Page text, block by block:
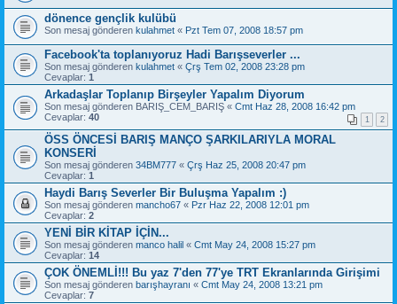
dönence gençlik kulübü
Son mesaj gönderen kulahmet « Pzt Tem 07, 2008 18:57 pm
Facebook'ta toplanıyoruz Hadi Barışseverler ...
Son mesaj gönderen kulahmet « Çrş Tem 02, 2008 23:28 pm
Cevaplar: 1
Arkadaşlar Toplanıp Birşeyler Yapalım Diyorum
Son mesaj gönderen BARIŞ_CEM_BARIŞ « Cmt Haz 28, 2008 16:42 pm
Cevaplar: 40 1 2
ÖSS ÖNCESİ BARIŞ MANÇO ŞARKILARIYLA MORAL
KONSERİ
Son mesaj gönderen 34BM777 « Çrş Haz 25, 2008 20:47 pm
Cevaplar: 1
Haydi Barış Severler Bir Buluşma Yapalım :)
Son mesaj gönderen mancho67 « Pzr Haz 22, 2008 12:01 pm
Cevaplar: 2
YENİ BİR KİTAP İÇİN...
Son mesaj gönderen manco halil « Cmt May 24, 2008 15:27 pm
Cevaplar: 14
ÇOK ÖNEMLİ!!! Bu yaz 7'den 77'ye TRT Ekranlarında Girişimi
Son mesaj gönderen barışhayranı « Cmt May 24, 2008 13:21 pm
Cevaplar: 7